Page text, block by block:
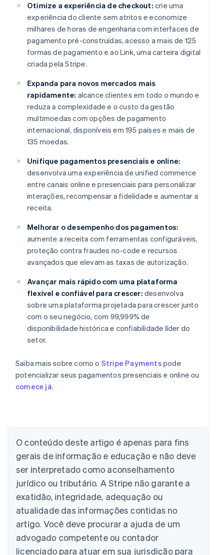
Otimize a experiência de checkout: crie uma
experiência do cliente sem atritos e economize
milhares de horas de engenharia com interfaces de
pagamento pré-construídas, acesso a mais de 125
formas de pagamento e ao Link, uma carteira digital
criada pela Stripe.
Expanda para novos mercados mais
rapidamente: alcance clientes em todo o mundo e
reduza a complexidade e o custo da gestão
multimoedas com opções de pagamento
internacional, disponíveis em 195 países e mais de
135 moedas.
Unifique pagamentos presenciais e online:
desenvolva uma experiência de unified commerce
entre canais online e presenciais para personalizar
interações, recompensar a fidelidade e aumentar a
receita.
Melhorar o desempenho dos pagamentos:
aumente a receita com ferramentas configuráveis,
proteção contra fraudes no-code e recursos
avançados que elevam as taxas de autorização.
Avançar mais rápido com uma plataforma
flexível e confiável para crescer: desenvolva
sobre uma plataforma projetada para crescer junto
com o seu negócio, com 99,999% de
disponibilidade histórica e confiabilidade líder do
setor.
Saiba mais sobre como o Stripe Payments pode
potencializar seus pagamentos presenciais e online ou
comece já.
O conteúdo deste artigo é apenas para fins
gerais de informação e educação e não deve
ser interpretado como aconselhamento
jurídico ou tributário. A Stripe não garante a
exatidão, integridade, adequação ou
atualidade das informações contidas no
artigo. Você deve procurar a ajuda de um
advogado competente ou contador
licenciado para atuar em sua jurisdição para
Deutsch English
Austrália
Áustria
DeutschEnglish
Bélgica
Nederlands FrançaisDeutschEnglish
Brasil
Português English
Bulgária
English
Canadá